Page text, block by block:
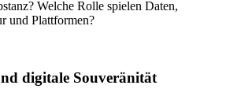
Welche Rolle spielen Daten,
und Plattformen?
digitale Souveränität